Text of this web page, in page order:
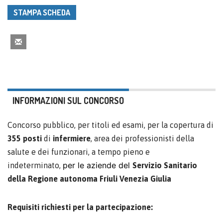
STAMPA SCHEDA
INFORMAZIONI SUL CONCORSO
Concorso pubblico, per titoli ed esami, per la copertura di
355 posti di infermiere, area dei professionisti della
salute e dei funzionari, a tempo pieno e
indeterminato, per le aziende del Servizio Sanitario
della Regione autonoma Friuli Venezia Giulia
Requisiti richiesti per la partecipazione: